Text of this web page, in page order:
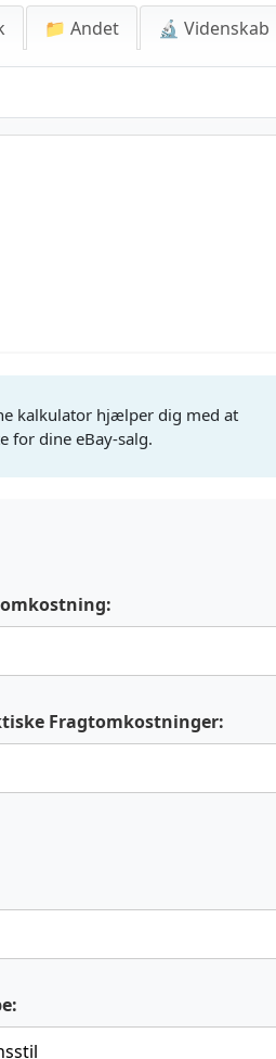
📁 Andet 🔬 Videnskab
kalkulator hjælper dig med at
for dine eBay-salg.
Fragtomkostninger: